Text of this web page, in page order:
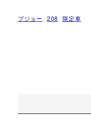
プジョー 208 限定車